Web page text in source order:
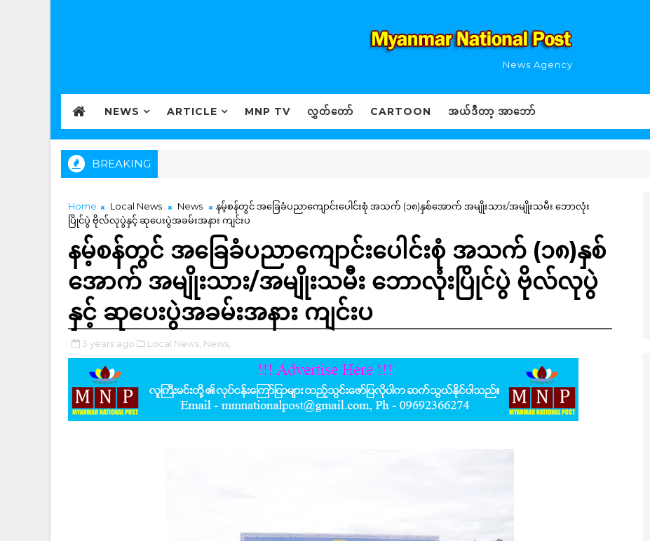
News Agency
NEWS ARTICLE MNP TV လွှတ်တော် CARTOON အယ်ဒီတာ့ အာဘော်
BREAKING
Home Local News News
နမ့်စန်တွင် အခြေခံပညာကျောင်းပေါင်းစုံ အသက် (၁၈)နှစ်အောက် အမျိုးသား/အမျိုးသမီး ဘောလုံး
ပြိုင်ပွဲ ဗိုလ်လုပွဲနှင့် ဆုပေးပွဲအခမ်းအနား ကျင်းပ
နမ့်စန်တွင် အခြေခံပညာကျောင်းပေါင်းစုံ အသက် (၁၈)နှစ်
အောက် အမျိုးသား/အမျိုးသမီး ဘောလုံးပြိုင်ပွဲ ဗိုလ်လုပွဲ
နှင့် ဆုပေးပွဲအခမ်းအနား ကျင်းပ
3 years ago Local News, News,